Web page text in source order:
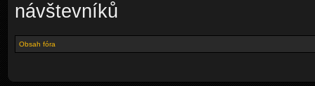
návštevníků
Obsah fóra